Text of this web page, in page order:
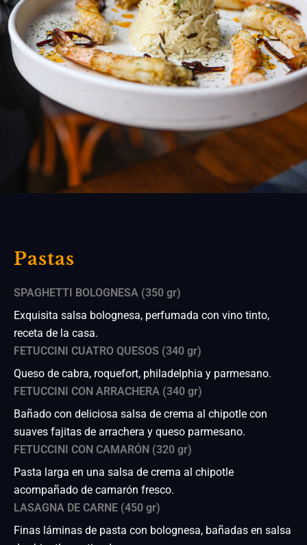
Pastas
SPAGHETTI BOLOGNESA (350 gr)
Exquisita salsa bolognesa, perfumada con vino tinto,
receta de la casa.
FETUCCINI CUATRO QUESOS (340 gr)
Queso de cabra, roquefort, philadelphia y parmesano.
FETUCCINI CON ARRACHERA (340 gr)
Bañado con deliciosa salsa de crema al chipotle con
suaves fajitas de arrachera y queso parmesano.
FETUCCINI CON CAMARÓN (320 gr)
Pasta larga en una salsa de crema al chipotle
acompañado de camarón fresco.
LASAGNA DE CARNE (450 gr)
Finas láminas de pasta con bolognesa, bañadas en salsa